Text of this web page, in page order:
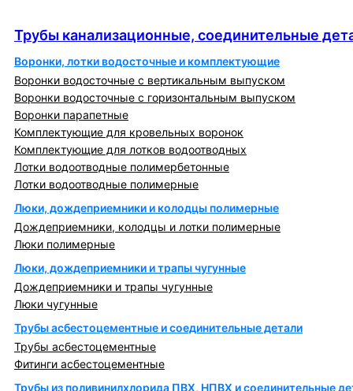
Трубы канализационные, соединительные
Воронки, лотки водосточные и комплектующие
Воронки водосточные с вертикальным выпуском
Воронки водосточные с горизонтальным выпуском
Воронки парапетные
Комплектующие для кровельных воронок
Комплектующие для лотков водоотводных
Лотки водоотводные полимербетонные
Лотки водоотводные полимерные
Люки, дождеприемники и колодцы полимерные
Дождеприемники, колодцы и лотки полимерные
Люки полимерные
Люки, дождеприемники и трапы чугунные
Дождеприемники и трапы чугунные
Люки чугунные
Трубы асбестоцементные и соединительные детали
Трубы асбестоцементные
Фитинги асбестоцементные
Трубы из поливинилхлорида ПВХ, НПВХ и соединительные